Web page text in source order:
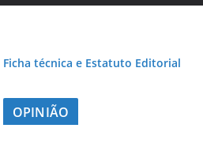
Ficha técnica e Estatuto Editorial
OPINIÃO